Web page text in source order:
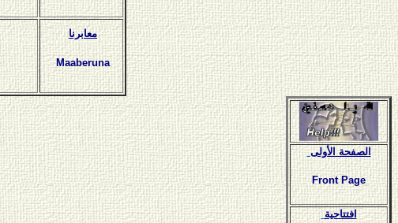
معابرنا
Maaberuna
الصفحة الأولى
Front Page
افتتاحية